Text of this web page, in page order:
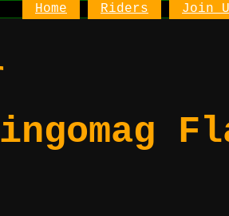
Home Riders Join